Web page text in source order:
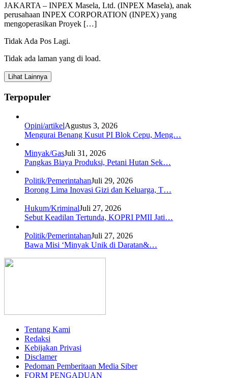
JAKARTA – INPEX Masela, Ltd. (INPEX Masela), anak
perusahaan INPEX CORPORATION (INPEX) yang
mengoperasikan Proyek […]
Tidak Ada Pos Lagi.
Tidak ada laman yang di load.
Lihat Lainnya
Terpopuler
Opini/artikelAgustus 3, 2026
Mengurai Benang Kusut PI Blok Cepu, Meng…
Minyak/GasJuli 31, 2026
Pangkas Biaya Produksi, Petani Hutan Sek…
Politik/PemerintahanJuli 29, 2026
Borong Lima Inovasi Gizi dan Keluarga, T…
Hukum/KriminalJuli 27, 2026
Sebut Keadilan Tertunda, KOPRI PMII Jati…
Politik/PemerintahanJuli 27, 2026
Bawa Misi ‘Minyak Unik di Daratan&…
Tentang Kami
Redaksi
Kebijakan Privasi
Disclamer
Pedoman Pemberitaan Media Siber
FORM PENGADUAN